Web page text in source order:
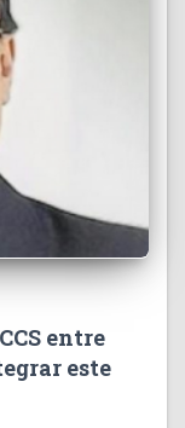
entre
este